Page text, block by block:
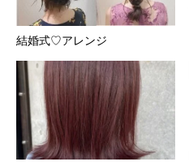
結婚式♡アレンジ